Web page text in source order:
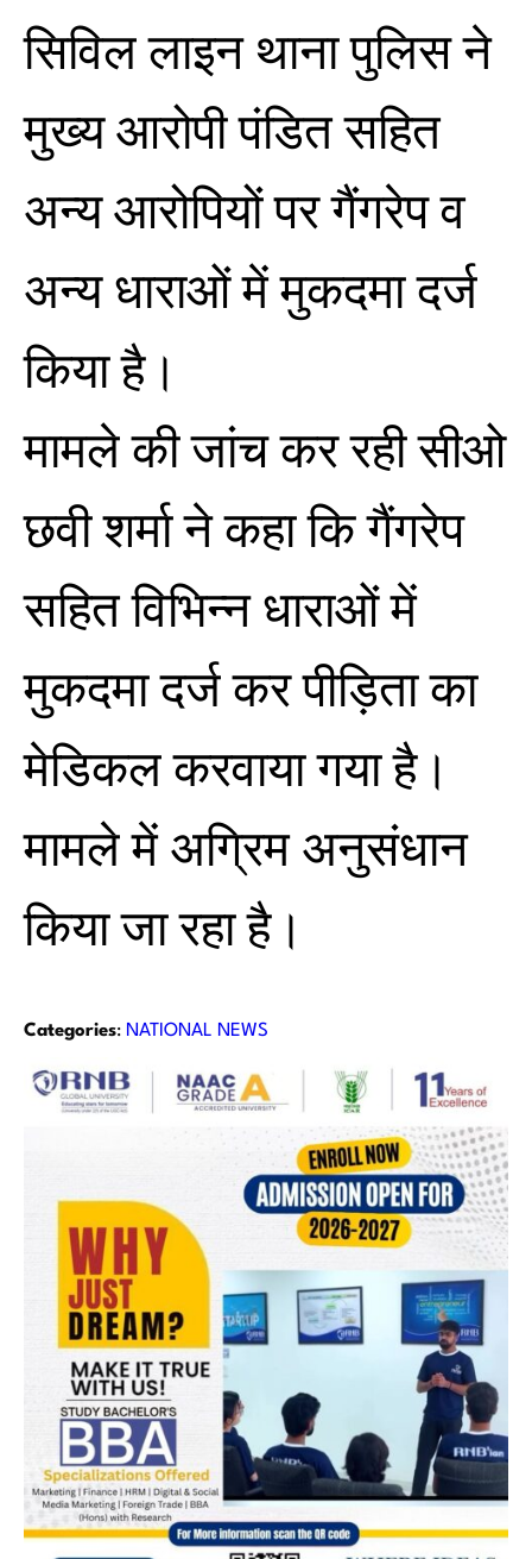
सिविल लाइन थाना पुलिस ने
मुख्य आरोपी पंडित सहित
अन्य आरोपियों पर गैंगरेप व
अन्य धाराओं में मुकदमा दर्ज
किया है।
मामले की जांच कर रही सीओ
छवी शर्मा ने कहा कि गैंगरेप
सहित विभिन्न धाराओं में
मुकदमा दर्ज कर पीड़िता का
मेडिकल करवाया गया है।
मामले में अग्रिम अनुसंधान
किया जा रहा है।
Categories: NATIONAL NEWS